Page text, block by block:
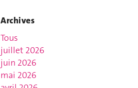
Archives
Tous
juillet 2026
juin 2026
mai 2026